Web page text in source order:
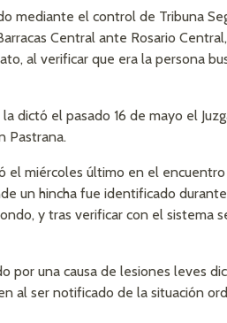
mediante el control de Tribuna
Central ante Rosario
al verificar que era la persona
dictó el pasado 16 de mayo el
Pastrana.
el miércoles último en el
un hincha fue identificado
y tras verificar con el sistema
por una causa de lesiones leves
al ser notificado de la situación